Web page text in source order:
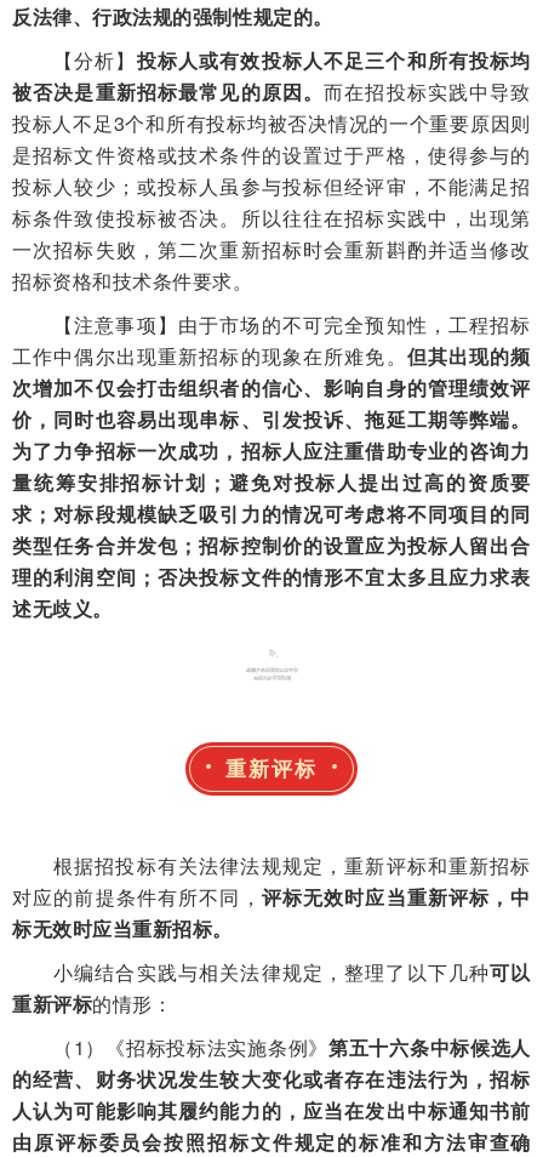
反法律、行政法规的强制性规定的。
【分析】 投标人或有效投标人不足三个和所有投标均
被否决是重新招标最常见的原因。而在招投标实践中导致
投标人不足3个和所有投标均被否决情况的一个重要原因则
是招标文件资格或技术条件的设置过于严格，使得参与的
投标人较少；或投标人虽参与投标但经评审，不能满足招
标条件致使投标被否决。所以往往在招标实践中，出现第
一次招标失败，第二次重新招标时会重新斟酌并适当修改
招标资格和技术条件要求。
【注意事项】由于市场的不可完全预知性，工程招标
工作中偶尔出现重新招标的现象在所难免。 但其出现的频
次增加不仅会打击组织者的信心、影响自身的管理绩效评
价，同时也容易出现串标、引发投诉、拖延工期等弊端。
为了力争招标一次成功，招标人应注重借助专业的咨询力
量统筹安排招标计划；避免对投标人提出过高的资质要
求；对标段规模缺乏吸引力的情况可考虑将不同项目的同
类型任务合并发包；招标控制价的设置应为投标人留出合
理的利润空间；否决投标文件的情形不宜太多且应力求表
述无歧义。
02
重新评标
根据招投标有关法律法规规定，重新评标和重新招标
对应的前提条件有所不同， 评标无效时应当重新评标，中
标无效时应当重新招标。
小编结合实践与相关法律规定，整理了以下几种可以
重新评标的情形：
（1）《招标投标法实施条例》第五十六条中标候选人
的经营、财务状况发生较大变化或者存在违法行为，招标
人认为可能影响其履约能力的，应当在发出中标通知书前
由原评标委员会按照招标文件规定的标准和方法审查确